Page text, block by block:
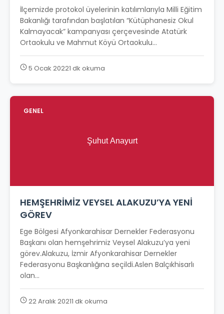
İlçemizde protokol üyelerinin katılımlarıyla Milli Eğitim
Bakanlığı tarafından başlatılan “Kütüphanesiz Okul
Kalmayacak” kampanyası çerçevesinde Atatürk
Ortaokulu ve Mahmut Köyü Ortaokulu...
5 Ocak 20221 dk okuma
GENEL
HEMŞEHRİMİZ VEYSEL ALAKUZU’YA YENİ
GÖREV
Ege Bölgesi Afyonkarahisar Dernekler Federasyonu
Başkanı olan hemşehrimiz Veysel Alakuzu’ya yeni
görev.Alakuzu, İzmir Afyonkarahisar Dernekler
Federasyonu Başkanlığına seçildi.Aslen Balçıkhisarlı
olan...
22 Aralık 20211 dk okuma